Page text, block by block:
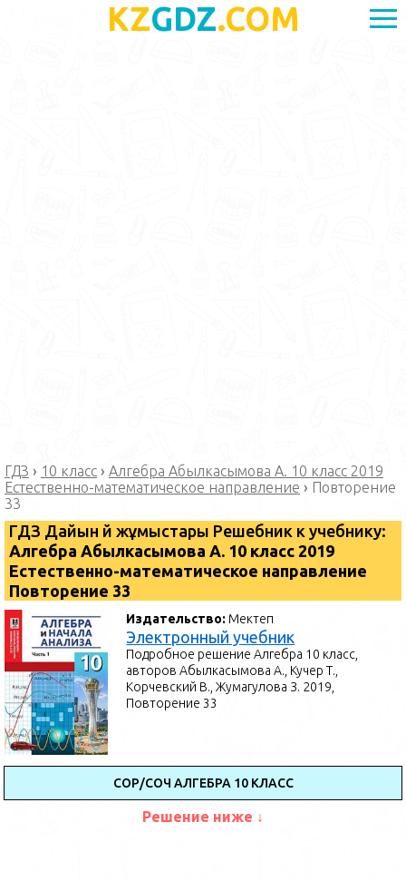
KZGDZ.COM
ГДЗ › 10 класс › Алгебра Абылкасымова А. 10 класс 2019
Естественно-математическое направление › Повторение
33
ГДЗ Дайын үй жұмыстары Решебник к учебнику:
Алгебра Абылкасымова А. 10 класс 2019
Естественно-математическое направление
Повторение 33
Издательство: Мектеп
Электронный учебник
Подробное решение Алгебра 10 класс,
авторов Абылкасымова А., Кучер Т.,
Корчевский В., Жумагулова З. 2019,
Повторение 33
СОР/СОЧ АЛГЕБРА 10 КЛАСС
Решение ниже ↓